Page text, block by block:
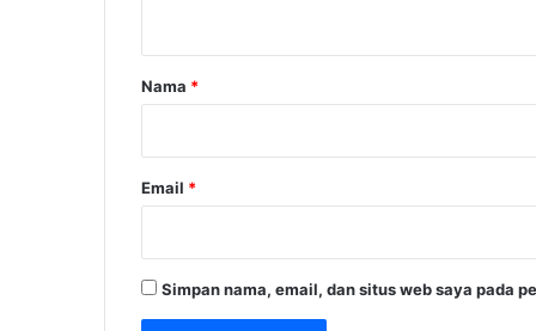
rNama *
Email *
Simpan nama, email, dan situs web saya pada